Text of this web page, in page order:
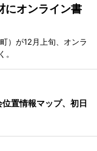
にオンライン書
）が12月上旬、オンラ
位置情報マップ、初日